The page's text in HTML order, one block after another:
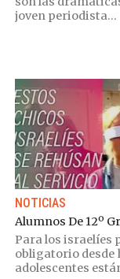
joven periodista...
NOTICIAS
Alumnos De 12º
Para los israelíes
obligatorio desde
adolescentes